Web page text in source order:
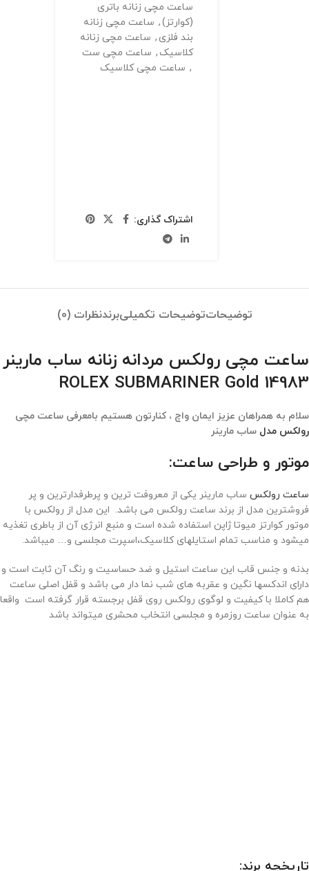
ساعت مچی زنانه باتری
(کوارتز), ساعت مچی زنانه
بند فلزی , ساعت مچی زنانه
کلاسیک , ساعت مچی ست
, ساعت مچی کلاسیک
اشتراک گذاری:
توضیحاتتوضیحات تکمیلیبرندنظرات (0)
ساعت مچی رولکس مردانه زنانه ساب مارینر
ROLEX SUBMARINER Gold 14983
سلام به همراهان عزیز ایمان واچ ، کنارتون هستیم بامعرفی ساعت مچی
رولکس مدل ساب مارینر
موتور و طراحی ساعت:
ساعت رولکس ساب مارینر یکی از معروفت ترین و پرطرفدارترین و پر
فروشترین مدل از برند ساعت رولکس می باشد. این مدل از رولکس با
موتور کوارتز میوتا ژاپن استفاده شده است و منبع انرژی آن از باطری تغذیه
میشود و مناسب تمام استایلهای کلاسیک،اسپرت مجلسی و… میباشد.
بدنه و جنس قاب این ساعت استیل و ضد حساسیت و رنگ آن ثابت است و
دارای اندکسها نگین و عقربه های شب نما دار می باشد و قفل اصلی ساعت
هم کاملا با کیفیت و لوگوی رولکس روی قفل برجسته قرار گرفته است واقعا
به عنوان ساعت روزمره و مجلسی انتخاب محشری میتواند باشد
تاریخچه برند: